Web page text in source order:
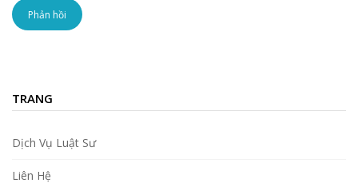
TRANG
Dịch Vụ Luật Sư
Liên Hệ